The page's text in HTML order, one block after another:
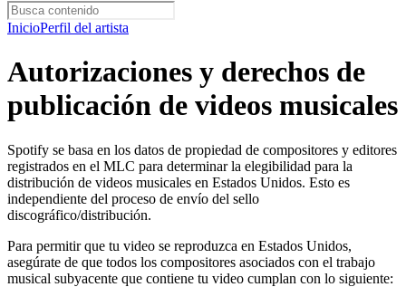
InicioPerfil del artista
Autorizaciones y derechos de
publicación de videos musicales
Spotify se basa en los datos de propiedad de compositores y editores
registrados en el MLC para determinar la elegibilidad para la
distribución de videos musicales en Estados Unidos. Esto es
independiente del proceso de envío del sello
discográfico/distribución.
Para permitir que tu video se reproduzca en Estados Unidos,
asegúrate de que todos los compositores asociados con el trabajo
musical subyacente que contiene tu video cumplan con lo siguiente: